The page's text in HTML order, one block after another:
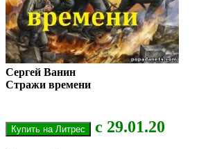
Сергей Ванин
Стражи времени
с 29.01.20